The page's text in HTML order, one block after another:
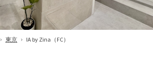
東京 IA by Zina（FC）